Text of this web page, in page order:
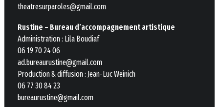
theatresurparoles@gmail.com
Rustine – Bureau d’accompagnement artistique
Administration : Lila Boudiaf
06 19 70 24 06
ad.bureaurustine@gmail.com
Production & diffusion : Jean-Luc Weinich
06 77 30 84 23
bureaurustine@gmail.com